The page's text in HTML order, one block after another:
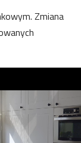
Zmiana